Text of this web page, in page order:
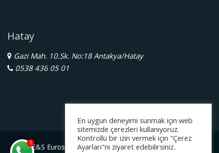
Hatay
Gazi Mah. 10.Sk. No:18 Antakya/Hatay
0538 436 05 01
E&S Eurostar Yurtdışı Eğitim Danışmanlığı Ltd. Şti.
1
En uygun deneyimi sunmak için web
sitemizde çerezleri kullanıyoruz.
Kontrollü bir izin vermek için "Çerez
Ayarları"nı ziyaret edebilirsiniz..